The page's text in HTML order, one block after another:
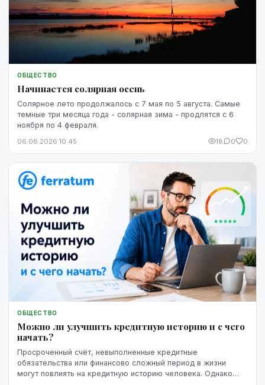
ОБЩЕСТВО
Начинается солярная осень
Солярное лето продолжалось с 7 мая по 5 августа. Самые
темные три месяца года - солярная зима - продлятся с 6
ноября по 4 февраля.
06.08.2026 10:45 18 0 0
ОБЩЕСТВО
Можно ли улучшить кредитную историю и с чего
начать?
Просроченный счёт, невыполненные кредитные
обязательства или финансово сложный период в жизни
могут повлиять на кредитную историю человека. Однако